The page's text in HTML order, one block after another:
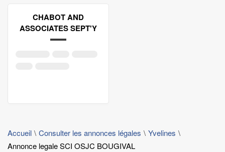
CHABOT AND
ASSOCIATES SEPT'Y
Accueil Consulter les annonces légales
Yvelines
Annonce legale SCI OSJC BOUGIVAL